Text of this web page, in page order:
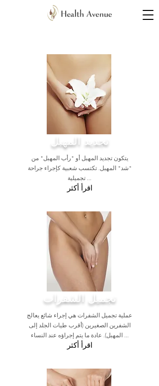
تجديد المهبل
يتكون تجديد المهبل أو "رأب المهبل" من
"شد" المهبل. تكتسب شعبية كإجراء جراحة
تجميلية ...
اقرأ أكثر
تجميل الشفرات
عملية تجميل الشفرات هي إجراء شائع يعالج
الشفرين الصغيرين (أقرب طيات الجلد إلى
المهبل). عادة ما يتم إجراؤه عند النساء ...
اقرأ أكثر